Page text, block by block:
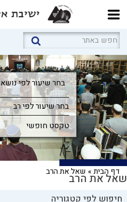
בחר שיעור לפי נושא
בחר שיעור לפי נושא
בחר שיעור לפי רב
דף הבית» שאל את הרבשאל את הרב
חיפוש לפי קטגוריה